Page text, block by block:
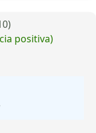
positiva)